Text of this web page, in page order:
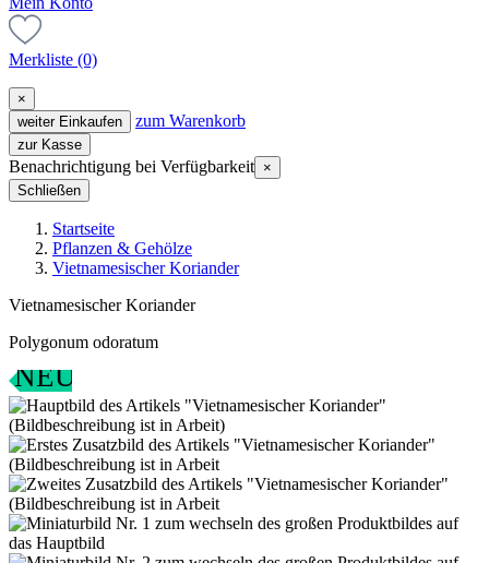
Merkliste (0)
×
weiter Einkaufen
zum Warenkorb
zur Kasse
Benachrichtigung bei Verfügbarkeit ×
Schließen
Startseite
Pflanzen & Gehölze
Vietnamesischer Koriander
Vietnamesischer Koriander
Polygonum odoratum
NEU